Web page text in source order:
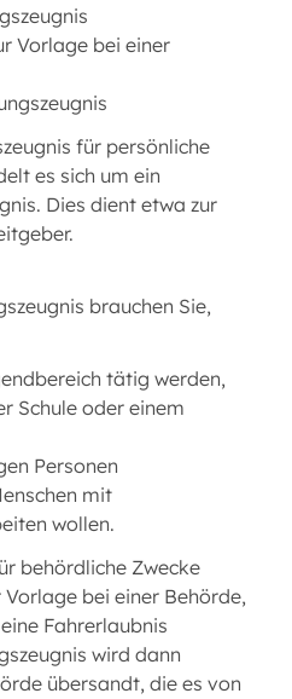
Vorlage bei einer
für persönliche
es sich um ein
Dies dient etwa zur
brauchen Sie,
tätig werden,
Schule oder einem
Personen
mit
wollen.
behördliche Zwecke
bei einer Behörde,
Fahrerlaubnis
wird dann
übersandt, die es von